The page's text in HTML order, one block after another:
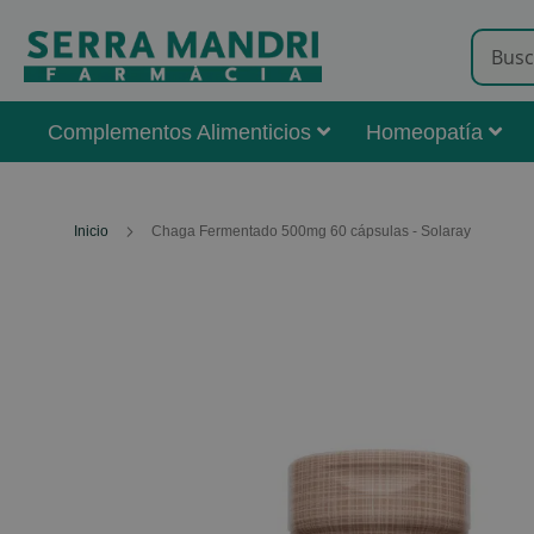
Complementos Alimenticios Homeopatía
Inicio Chaga Fermentado 500mg 60 cápsulas - Solaray